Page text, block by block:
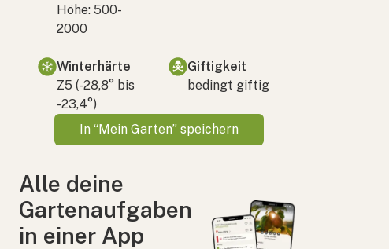
Höhe: 500-
2000
Winterhärte
Z5 (-28,8° bis
-23,4°)
Giftigkeit
bedingt giftig
In “Mein Garten” speichern
Alle deine
Gartenaufgaben
in einer App